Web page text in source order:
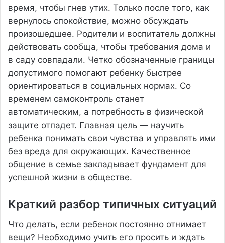
время, чтобы гнев утих. Только после того, как
вернулось спокойствие, можно обсуждать
произошедшее. Родители и воспитатель должны
действовать сообща, чтобы требования дома и
в саду совпадали. Четко обозначенные границы
допустимого помогают ребенку быстрее
ориентироваться в социальных нормах. Со
временем самоконтроль станет
автоматическим, а потребность в физической
защите отпадет. Главная цель — научить
ребенка понимать свои чувства и управлять ими
без вреда для окружающих. Качественное
общение в семье закладывает фундамент для
успешной жизни в обществе.
Краткий разбор типичных ситуаций
Что делать, если ребенок постоянно отнимает
вещи? Необходимо учить его просить и ждать